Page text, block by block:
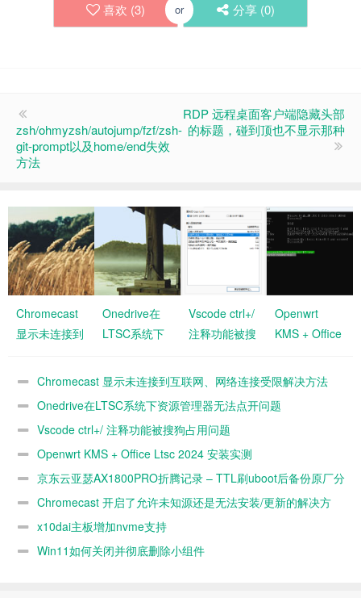
喜欢 (3) or 分享 (0)
zsh/ohmyzsh/autojump/fzf/zsh-
git-prompt以及home/end失效
方法
RDP 远程桌面客户端隐藏头部
的标题，碰到顶也不显示那种
Chromecast
显示未连接到
连接受限解决
Onedrive在
LTSC系统下
法点开问题
Vscode ctrl+/
注释功能被搜
Openwrt
KMS + Office
装实测
Chromecast 显示未连接到互联网、网络连接受限解决方法
Onedrive在LTSC系统下资源管理器无法点开问题
Vscode ctrl+/ 注释功能被搜狗占用问题
Openwrt KMS + Office Ltsc 2024 安装实测
京东云亚瑟AX1800PRO折腾记录 – TTL刷uboot后备份原厂分
区 Chromecast 开启了允许未知源还是无法安装/更新的解决方
法 x10dai主板增加nvme支持
Win11如何关闭并彻底删除小组件